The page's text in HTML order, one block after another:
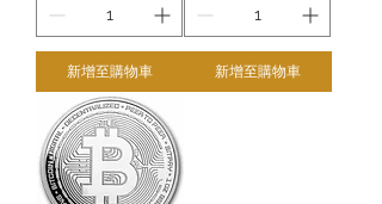
新增至購物車 新增至購物車